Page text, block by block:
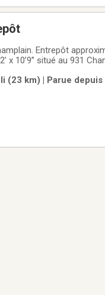
Entrepôt
x 10’9’’ situé au 931
(23 km) | Parue